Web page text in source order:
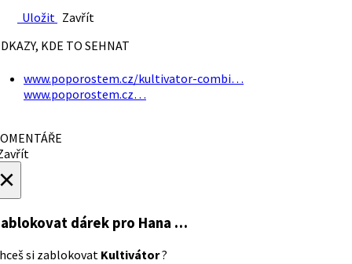
Uložit Zavřít
KDE TO SEHNAT
www.poporostem.cz/kultivator-combi…
www.poporostem.cz…
dárek pro Hana …
si zablokovat Kultivátor?